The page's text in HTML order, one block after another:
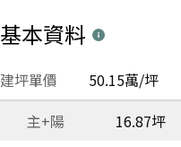
基本資料
建坪單價 50.15萬/坪
主+陽
16.87坪